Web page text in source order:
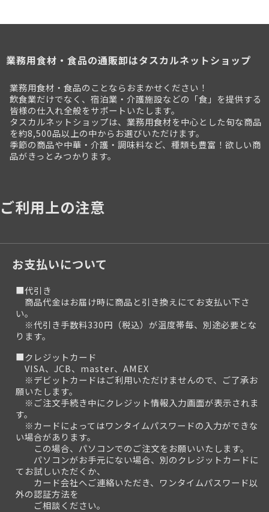
業務用食材・食品の通販卸はタスカルネットショップ
業務用食材・食品のことならおまかせください！
飲食業だけでなく、宿泊業・介護施設などの「食」を提供する
皆様の仕入れ全般をサポートいたします。
タスカルネットショップは、業務用食材を中心とした旬な商品
を約8,500品以上の中からお選びいただけます。
季節の商品や中華・介護・調味料など、種類も豊富！欲しい商
品がきっとみつかります。
ご利用上の注意
お支払いについて
■代引き
商品代金はお届け時に商品と引き換えにてお支払い下さ
い。
※代引き手数料330円（税込）が温度帯毎、別途必要とな
ります。
■クレジットカード
VISA、JCB、master、AMEX
※デビットカードはご利用いただけませんので、ご了承お
願いたします。
※ご注文手続き中にクレジット情報入力画面が表示されま
す。
※カードによってはワンタイムパスワードの入力ができな
い場合があります。
この場合、パソコンでのご注文をお願いいたします。
パソコンがお手元にない場合、別のクレジットカードに
てお試しいただくか、
カード会社へご連絡いただき、ワンタイムパスワード以
外の認証方法を
ご相談ください。